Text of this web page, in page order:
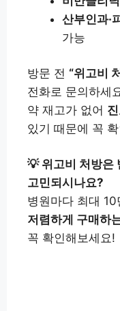
산부인과·
가능
방문 전 “위고비
전화로 문의하세
약 재고가 없어
있기 때문에 꼭
💡 위고비 처방은
고민되시나요?
병원마다 최대
저렴하게 구매하
꼭 확인해보세요!